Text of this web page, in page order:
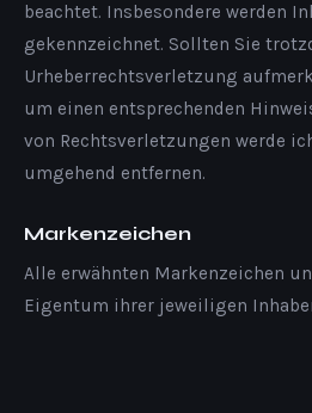
beachtet. Insbesondere werden
gekennzeichnet. Sollten Sie
Urheberrechtsverletzung
um einen entsprechenden
von Rechtsverletzungen werde
umgehend entfernen.
Markenzeichen
Alle erwähnten Markenzeichen
Eigentum ihrer jeweiligen